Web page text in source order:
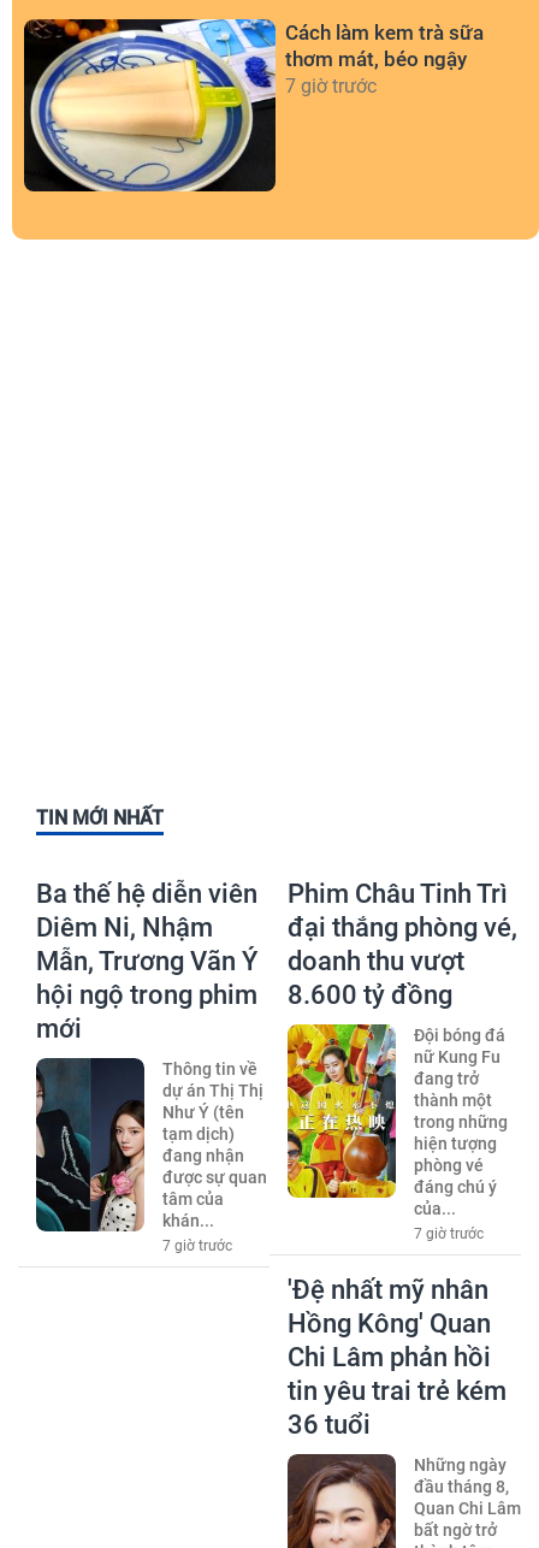
Cách làm kem trà sữa
thơm mát, béo ngậy
7 giờ trước
TIN MỚI NHẤT
Ba thế hệ diễn viên
Diêm Ni, Nhậm
Mẫn, Trương Vãn Ý
hội ngộ trong phim
mới
Thông tin về
dự án Thị Thị
Như Ý (tên
tạm dịch)
đang nhận
được sự quan
tâm của
khán...
7 giờ trước
Phim Châu Tinh Trì
đại thắng phòng vé,
doanh thu vượt
8.600 tỷ đồng
Đội bóng đá
nữ Kung Fu
đang trở
thành một
trong những
hiện tượng
phòng vé
đáng chú ý
của...
7 giờ trước
'Đệ nhất mỹ nhân
Hồng Kông' Quan
Chi Lâm phản hồi
tin yêu trai trẻ kém
36 tuổi
Những ngày
đầu tháng 8,
Quan Chi Lâm
bất ngờ trở